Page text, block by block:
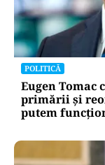
POLITICĂ
Eugen Tomac
primării și
putem